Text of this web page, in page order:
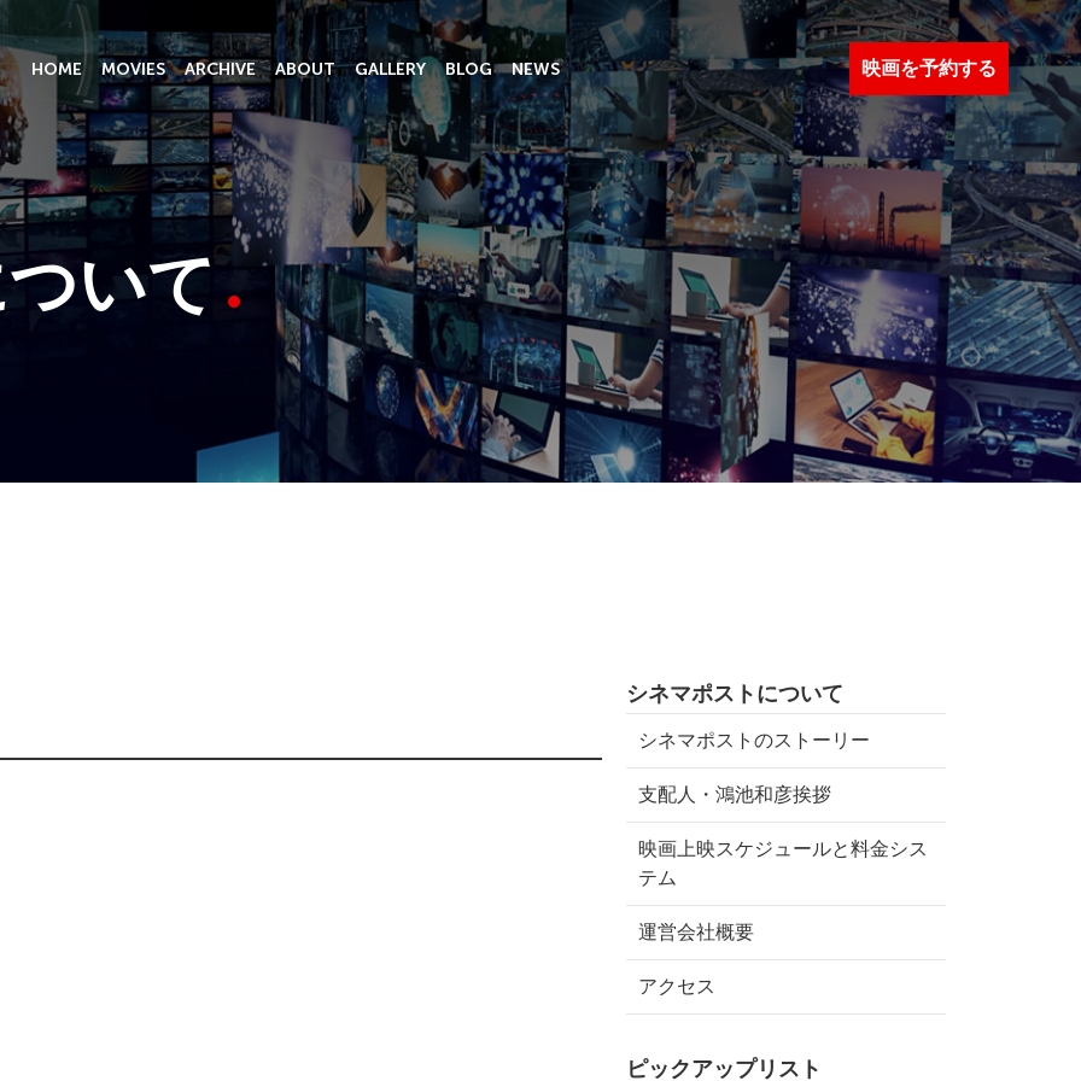
HOME MOVIES ARCHIVE ABOUT GALLERY BLOG NEWS 映画を予約する
いて
シネマポストについて
シネマポストのストーリー
支配人・鴻池和彦挨拶
映画上映スケジュールと料金シス
テム
運営会社概要
アクセス
ピックアップリスト